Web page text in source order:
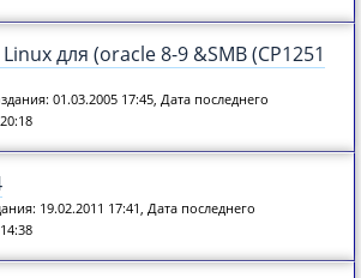
для (oracle 8-9 &SMB (CP1251
01.03.2005 17:45, Дата последнего
19.02.2011 17:41, Дата последнего